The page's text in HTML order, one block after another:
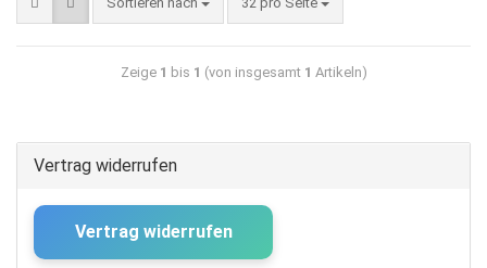
Zeige 1 bis 1 (von insgesamt 1 Artikeln)
Vertrag widerrufen
Vertrag widerrufen